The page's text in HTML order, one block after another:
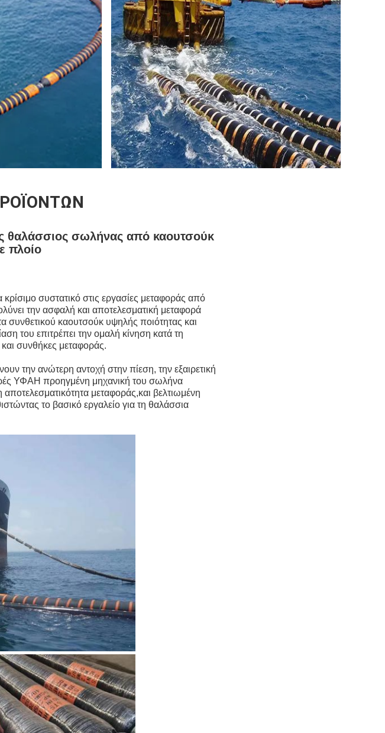
θαλάσσιος σωλήνας από καουτσούκ
πλοίο
συστατικό στις εργασίες μεταφοράς από
την ασφαλή και αποτελεσματική μεταφορά
καουτσούκ υψηλής ποιότητας και
του επιτρέπει την ομαλή κίνηση κατά τη
συνθήκες μεταφοράς.
την ανώτερη αντοχή στην πίεση, την εξαιρετική
ΥΦΑΗ προηγμένη μηχανική του σωλήνα
μεταφοράς,και βελτιωμένη
το βασικό εργαλείο για τη θαλάσσια